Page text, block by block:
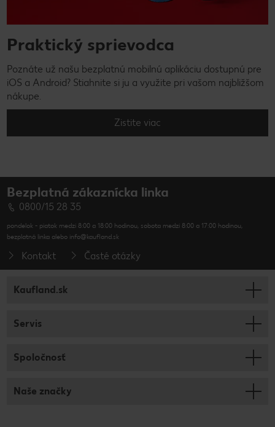
Praktický sprievodca
Poznáte už našu bezplatnú mobilnú aplikáciu dostupnú pre
iOS a Android? Stiahnite si ju a využite pri vašom najbližšom
nákupe.
Zistite viac
Bezplatná zákaznícka linka
0800/15 28 35
pondelok - piatok medzi 8:00 a 18:00 hodinou, sobota medzi 8:00 a 17:00 hodinou,
bezplatná linka alebo info@kaufland.sk
Kontakt Časté otázky
Kaufland.sk
Servis
Spoločnosť
Naše značky